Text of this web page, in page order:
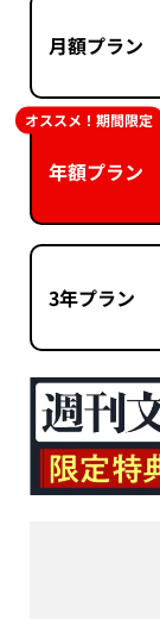
月額プラン
年額プラン
オススメ！期間限定
3年プラン